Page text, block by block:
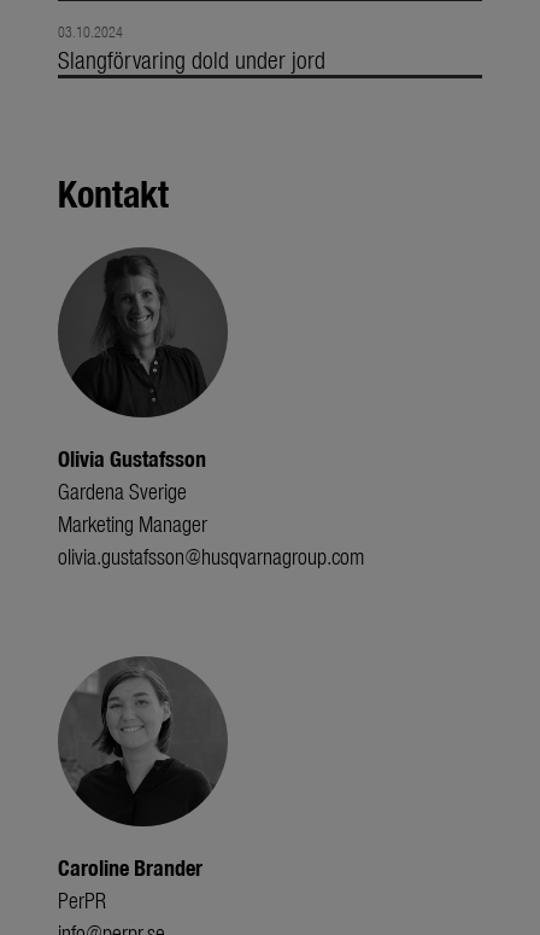
03.10.2024
Slangförvaring dold under jord
Kontakt
Olivia Gustafsson
Gardena Sverige
Marketing Manager
olivia.gustafsson@husqvarnagroup.com
Caroline Brander
PerPR